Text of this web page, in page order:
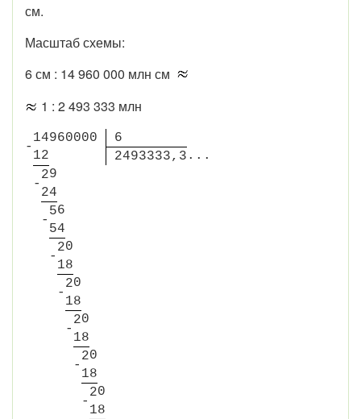
см.
Масштаб схемы:
6 см : 14 960 000 млн см
1 : 2 493 333 млн
-
14960000
6
12 2493333, 3 . . .
-
29
24
-
56
54
-
20
18
-
20
18
-
20
18
-
20
18
-
20
18